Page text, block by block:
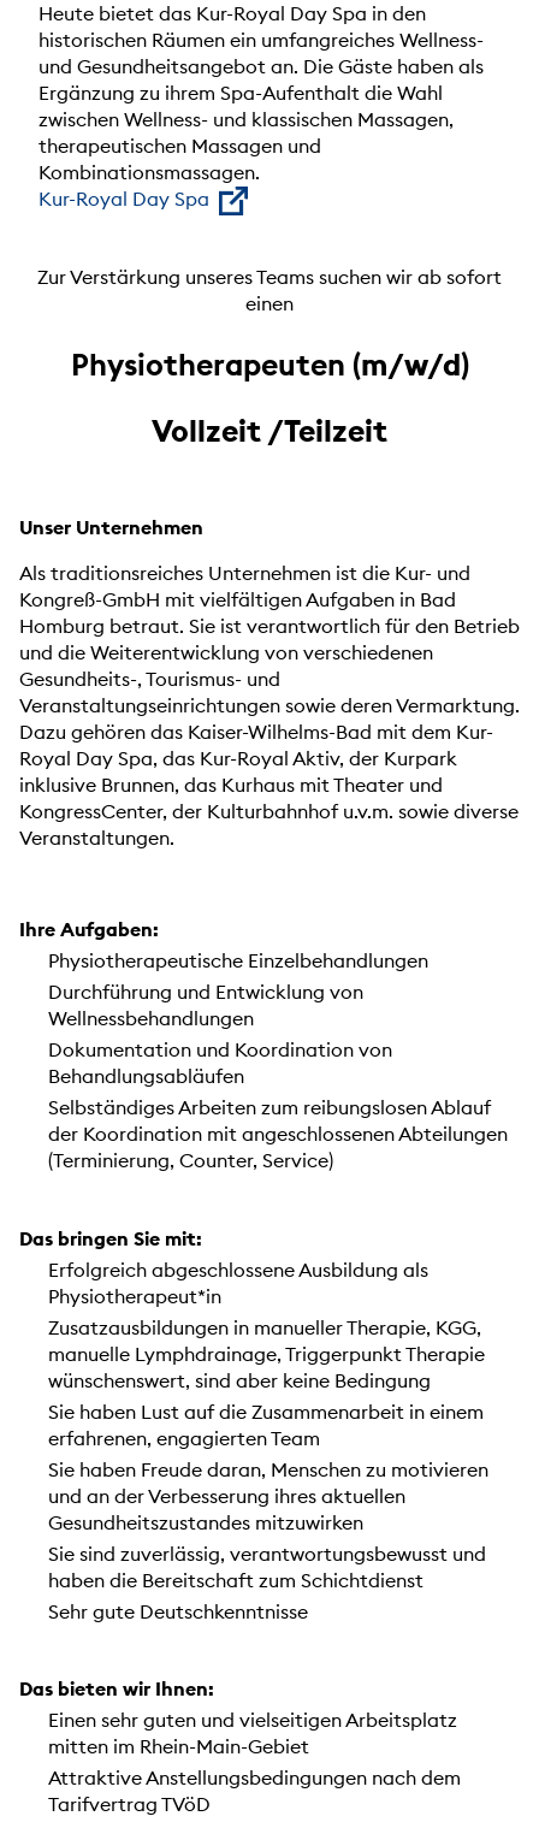
Heute bietet das Kur-Royal Day Spa in den
historischen Räumen ein umfangreiches Wellness-
und Gesundheitsangebot an. Die Gäste haben als
Ergänzung zu ihrem Spa-Aufenthalt die Wahl
zwischen Wellness- und klassischen Massagen,
therapeutischen Massagen und
Kombinationsmassagen.
Kur-Royal Day Spa
Zur Verstärkung unseres Teams suchen wir ab sofort
einen
Physiotherapeuten (m/w/d)
Vollzeit /Teilzeit
Unser Unternehmen
Als traditionsreiches Unternehmen ist die Kur- und
Kongreß-GmbH mit vielfältigen Aufgaben in Bad
Homburg betraut. Sie ist verantwortlich für den Betrieb
und die Weiterentwicklung von verschiedenen
Gesundheits-, Tourismus- und
Veranstaltungseinrichtungen sowie deren Vermarktung.
Dazu gehören das Kaiser-Wilhelms-Bad mit dem Kur-
Royal Day Spa, das Kur-Royal Aktiv, der Kurpark
inklusive Brunnen, das Kurhaus mit Theater und
KongressCenter, der Kulturbahnhof u.v.m. sowie diverse
Veranstaltungen.
Ihre Aufgaben:
Physiotherapeutische Einzelbehandlungen
Durchführung und Entwicklung von
Wellnessbehandlungen
Dokumentation und Koordination von
Behandlungsabläufen
Selbständiges Arbeiten zum reibungslosen Ablauf
der Koordination mit angeschlossenen Abteilungen
(Terminierung, Counter, Service)
Das bringen Sie mit:
Erfolgreich abgeschlossene Ausbildung als
Physiotherapeut*in
Zusatzausbildungen in manueller Therapie, KGG,
manuelle Lymphdrainage, Triggerpunkt Therapie
wünschenswert, sind aber keine Bedingung
Sie haben Lust auf die Zusammenarbeit in einem
erfahrenen, engagierten Team
Sie haben Freude daran, Menschen zu motivieren
und an der Verbesserung ihres aktuellen
Gesundheitszustandes mitzuwirken
Sie sind zuverlässig, verantwortungsbewusst und
haben die Bereitschaft zum Schichtdienst
Sehr gute Deutschkenntnisse
Das bieten wir Ihnen:
Einen sehr guten und vielseitigen Arbeitsplatz
mitten im Rhein-Main-Gebiet
Attraktive Anstellungsbedingungen nach dem
Tarifvertrag TVöD